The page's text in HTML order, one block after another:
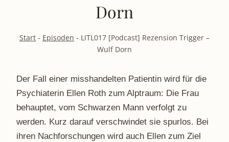
Dorn
Start - Episoden - LITL017 [Podcast] Rezension Trigger –
Wulf Dorn
Der Fall einer misshandelten Patientin wird für die
Psychiaterin Ellen Roth zum Alptraum: Die Frau
behauptet, vom Schwarzen Mann verfolgt zu
werden. Kurz darauf verschwindet sie spurlos. Bei
ihren Nachforschungen wird auch Ellen zum Ziel